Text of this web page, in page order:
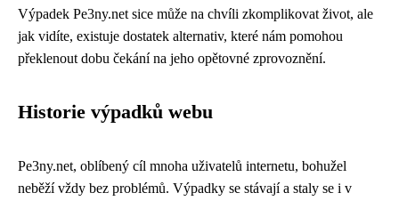
Výpadek Pe3ny.net sice může na chvíli zkomplikovat život, ale
jak vidíte, existuje dostatek alternativ, které nám pomohou
překlenout dobu čekání na jeho opětovné zprovoznění.
Historie výpadků webu
Pe3ny.net, oblíbený cíl mnoha uživatelů internetu, bohužel
neběží vždy bez problémů. Výpadky se stávají a staly se i v